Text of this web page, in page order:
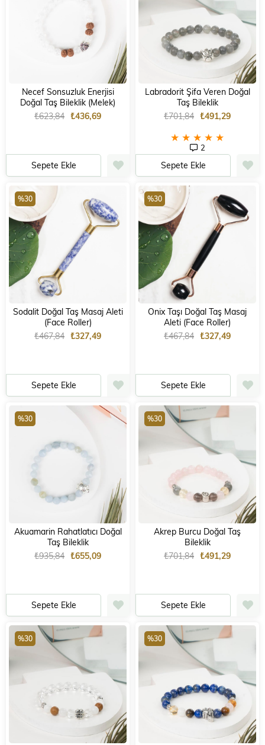
Necef Sonsuzluk Enerjisi
Doğal Taş Bileklik (Melek)
₺436,69
₺623,84
Sepete Ekle
Labradorit Şifa Veren Doğal
Taş Bileklik
★ ★ ★ ★ ★
2
₺491,29
₺701,84
Sepete Ekle
Sodalit Doğal Taş Masaj Aleti
(Face Roller)
₺327,49
₺467,84
Sepete Ekle
%30
Onix Taşı Doğal Taş Masaj
Aleti (Face Roller)
₺327,49
₺467,84
Sepete Ekle
%30
Akuamarin Rahatlatıcı Doğal
Taş Bileklik
₺655,09
₺935,84
Sepete Ekle
%30
Akrep Burcu Doğal Taş
Bileklik
₺491,29
₺701,84
Sepete Ekle
%30
%30 %30